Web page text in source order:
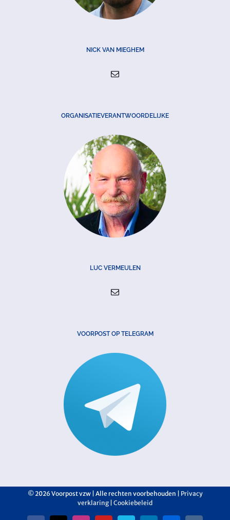
NICK VAN MIEGHEM
ORGANISATIEVERANTWOORDELIJKE
LUC VERMEULEN
VOORPOST OP TELEGRAM
©2026 Voorpost vzw | Alle rechten voorbehouden | Privacy
verklaring Cookiebeleid